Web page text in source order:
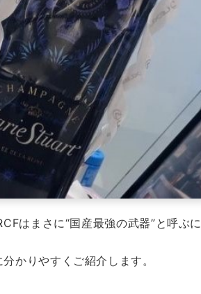
はまさに“国産最強の武器”と呼ぶに
かりやすくご紹介します。